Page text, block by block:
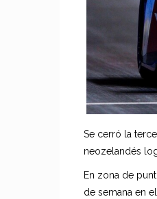
Se cerró la
neozelandés
En zona de
de semana en